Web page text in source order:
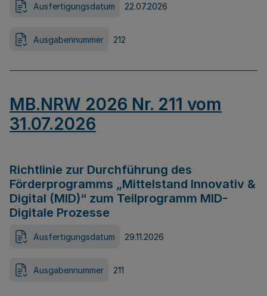
Ausfertigungsdatum 22.07.2026
Ausgabennummer 212
MB.NRW 2026 Nr. 211 vom
31.07.2026
Richtlinie zur Durchführung des
Förderprogramms „Mittelstand Innovativ &
Digital (MID)“ zum Teilprogramm MID-
Digitale Prozesse
Ausfertigungsdatum 29.11.2026
Ausgabennummer 211